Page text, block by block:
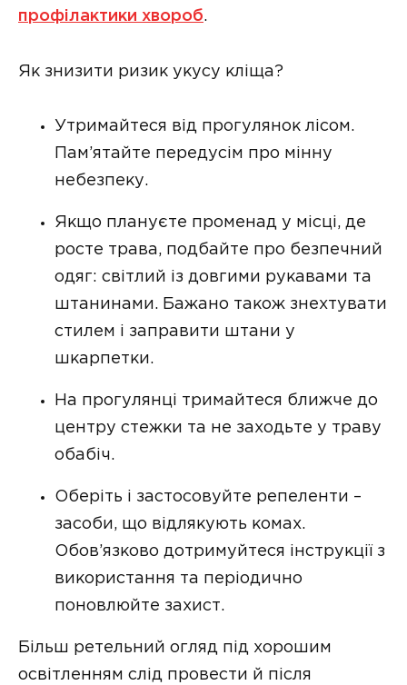
профілактики хвороб.
Як знизити ризик укусу кліща?
Утримайтеся від прогулянок лісом.
Пам’ятайте передусім про мінну
небезпеку.
Якщо плануєте променад у місці, де
росте трава, подбайте про безпечний
одяг: світлий із довгими рукавами та
штанинами. Бажано також знехтувати
стилем і заправити штани у
шкарпетки.
На прогулянці тримайтеся ближче до
центру стежки та не заходьте у траву
обабіч.
Оберіть і застосовуйте репеленти –
засоби, що відлякують комах.
Обов’язково дотримуйтеся інструкції з
використання та періодично
поновлюйте захист.
Більш ретельний огляд під хорошим
освітленням слід провести й після